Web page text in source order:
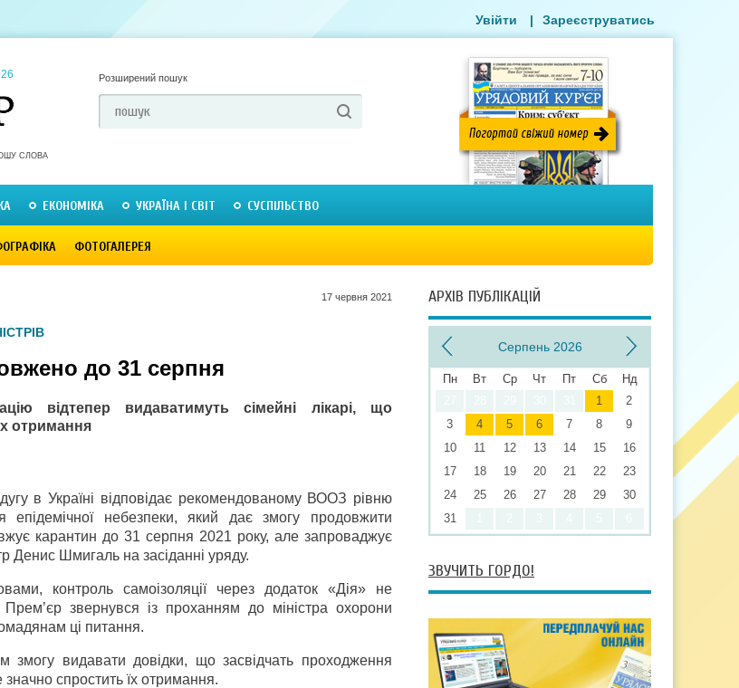
Розширений пошук
СЛОВА
ЕКОНОМІКА УКРАЇНА І СВІТ СУСПІЛЬСТВО
ФОТОГАЛЕРЕЯ
Увійти | Зареєструватись
17 червня 2021
до 31 серпня
відтепер видаватимуть сімейні лікарі, що
отримання
в Україні відповідає рекомендованому ВООЗ рівню
небезпеки, який дає змогу продовжити
карантин до 31 серпня 2021 року, але запроваджує
Денис Шмигаль на засіданні уряду.
контроль самоізоляції через додаток «Дія» не
звернувся із проханням до міністра охорони
ці питання.
змогу видавати довідки, що засвідчать проходження
значно спростить їх отримання.
АРХІВ ПУБЛІКАЦІЙ
Серпень 2026
Пн Вт Ср Чт Пт Сб
Нд
1
2
3
4 5 6 7 8
9
10
11 12 13 14 15
16
17
18 19 20 21 22
23
24
25 26 27 28 29
30
31
ЗВУЧИТЬ ГОРДО!